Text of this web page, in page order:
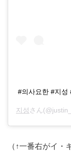
#의사요한 #지성
지성 さん
（↑一番右がイ・